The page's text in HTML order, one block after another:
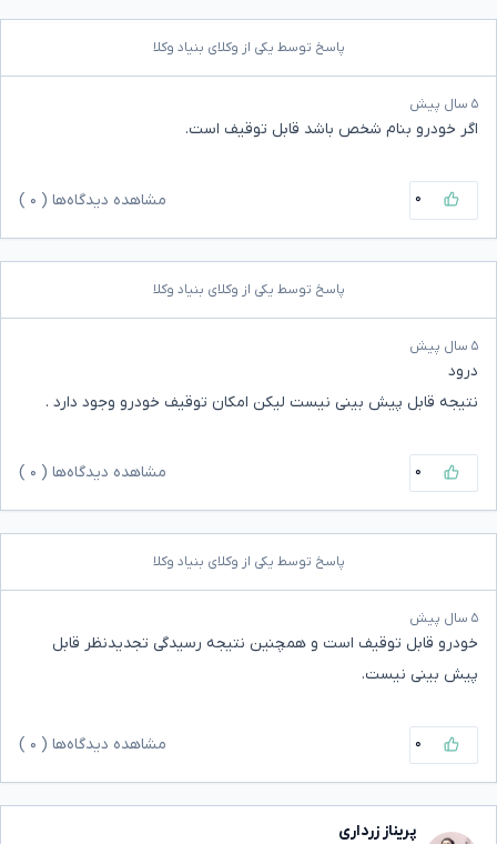
پاسخ توسط یکی از وکلای بنیاد وکلا
۵ سال پیش
اگر خودرو بنام شخص باشد قابل توقیف است.
۰ مشاهده دیدگاه‌ها ( ۰
پاسخ توسط یکی از وکلای بنیاد وکلا
۵ سال پیش
درود
نتیجه قابل پیش بینی نیست لیکن امکان توقیف خودرو وجود دارد .
۰ مشاهده دیدگاه‌ها ( ۰
پاسخ توسط یکی از وکلای بنیاد وکلا
۵ سال پیش
خودرو قابل توقیف است و همچنین نتیجه رسیدگی تجدیدنظر قابل
پیش بینی نیست.
۰ مشاهده دیدگاه‌ها ( ۰
پریناز زرداری